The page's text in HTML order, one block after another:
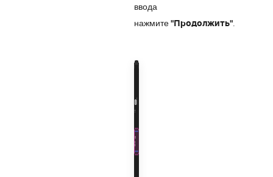
ввода
нажмите "Продолжить".